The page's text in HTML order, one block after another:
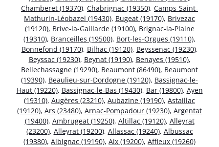
Chamberet (19370), Chabrignac (19350), Camps-Saint-
Mathurin-Léobazel (19430), Bugeat (19170), Brivezac
(19120), Brive-la-Gaillarde (19100), Brignac-la-Plaine
(19310), Branceilles (19500), Bort-les-Orgues (19110),
Bonnefond (19170), Bilhac (19120), Beyssenac (19230),
Beyssac (19230), Beynat (19190), Benayes (19510),
Bellechassagne (19290), Beaumont (86490), Beaumont
(19390), Beaulieu-sur-Dordogne (19120), Bassignac-le-
Haut (19220), Bassignac-le-Bas (19430), Bar (19800), Ayen
(19310), Augères (23210), Aubazine (19190), Astaillac
(19120), Ars (23480), Arnac-Pompadour (19230), Argentat
(19400), Ambrugeat (19250), Altillac (19120), Alleyrat
(23200), Alleyrat (19200), Allassac (19240), Albussac
(19380), Albignac (19190), Aix (19200), Affieux (19260)